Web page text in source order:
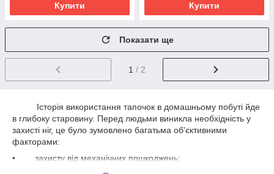
Купити Купити
Показати ще
1 / 2
Історія використання тапочок в домашньому побуті йде
в глибоку старовину. Перед людьми виникла необхідність у
захисті ніг, це було зумовлено багатьма об'єктивними
факторами:
• захисту від механічних пошкоджень;